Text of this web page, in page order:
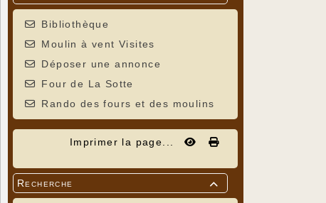
Bibliothèque
Moulin à vent Visites
Déposer une annonce
Four de La Sotte
Rando des fours et des moulins
Imprimer la page...

Recherche